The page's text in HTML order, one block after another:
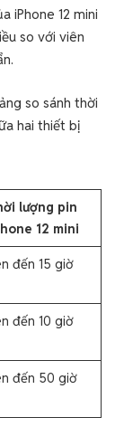
iPhone 12 mini
so với viên
so sánh thời
hai thiết bị
lượng pin
12 mini
đến 15 giờ
đến 10 giờ
đến 50 giờ